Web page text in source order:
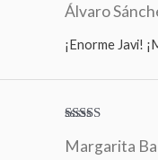
con5de 5
Álvaro
¡Enorme Javi!
con5de 5
Margarita